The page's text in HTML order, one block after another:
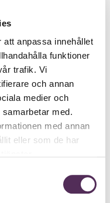
att anpassa innehållet
funktioner
trafik. Vi
och annan
medier och
med.
med annan
eller som de har
framtiden
och deras
relationer.
med våra
Du får din